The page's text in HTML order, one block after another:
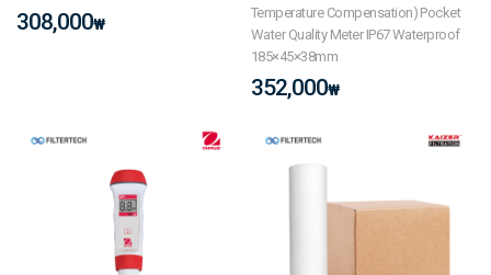
308,000₩
Temperature Compensation) Pocket
Water Quality Meter IP67 Waterproof
185×45×38mm
352,000₩